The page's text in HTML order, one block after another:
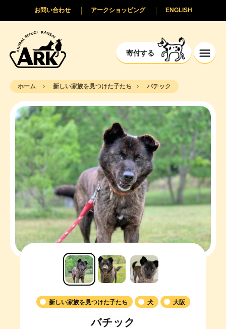
寄付する
ENGLISH
アークショッピング
お問い合わせ
ホーム 新しい家族を見つけた子たち バチック
新しい家族を見つけた子たち 犬 大阪
バチック